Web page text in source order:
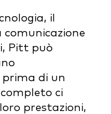
il
Pitt può
di un
ci
prestazioni,